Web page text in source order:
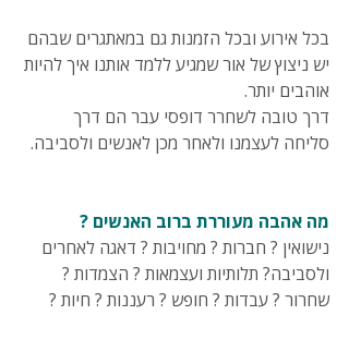
בכל אירוע ובכל הזמנות גם במאתגרים שבהם
יש ניצוץ של אור שמגיע ללמד אותנו איך להיות
אוהבים יותר.
דרך טובה לשחרר דופסי עבר הם דרך
סליחה לעצמנו ולאחר מכן לאנשים ולסביבה.
מה אהבה מעוררת ברוב האנשים ?
נישואין ? חברות ? מחויבות ? דאגה לאחרים
ולסביבה? תלותיות ועצמאות ? הצמדות ?
שחרור ? עבדות ? חופש ? רעננות ? חיות ?